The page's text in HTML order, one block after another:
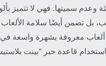
وعدم سميتها. فهي لا تتميز
بل تضمن أيضًا سلامة الألعاب
معروفة بشهرة واسعة
قاعدة حبر "بينت